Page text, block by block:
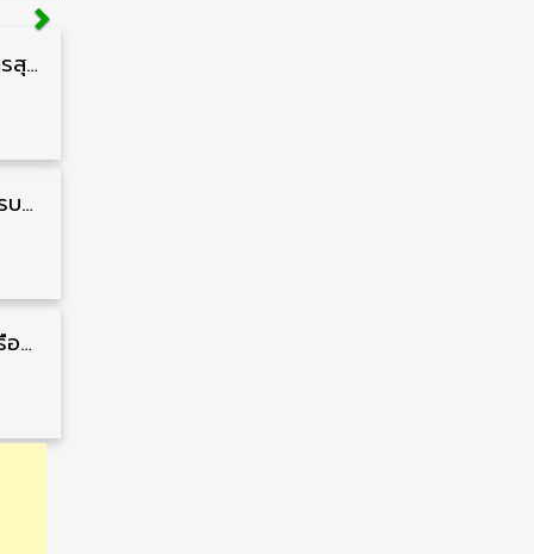
กรมสนับสนุนบริการสุขภาพ รับสมัครคัดเลือกพนักงานราชการ วุฒิ ปวส./ป.ตรี 13 อัตรา รับสมัคร 11 – 20 สิงหาคม
กรมพลาธิการทหารบก รับสมัครพนักงานราชการ วุฒิ ม.3/ม.6/ปวช. 66 อัตรา รับสมัคร 10 – 17 สิงหาคม
สถาบันการบินพลเรือน รับสมัครคัดเลือกเป็นพนักงาน วุฒิ ป.ตรี/ป.โท/ป.เอก 11 อัตรา รับสมัคร 27 กรกฎาคม – 10 สิงหาคม